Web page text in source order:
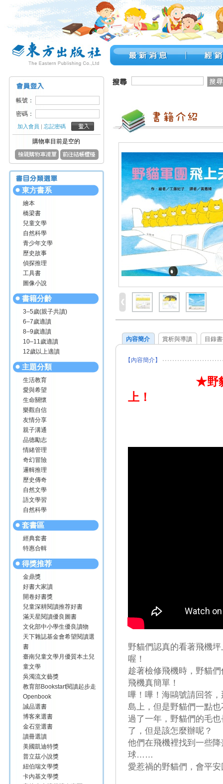
帳號：
密碼：
加入會員 |忘記密碼
購物車目前是空的
東方書系
繪本
橋梁書
兒童文學
自然科學
青少年文學
歷史故事
偵探推理
工具書
圖像小說
書籍分齡
3–5歲(親子共讀)
6–7歲適讀
8–9歲適讀
10–11歲適讀
12歲以上適讀
主題分類
生活教育
愛與希望
生命關懷
樂觀自信
友情分享
親子溝通
品德勵志
情緒管理
奇幻冒險
邏輯推理
歷史傳奇
自然文學
語文學習
自然科學
套書區
經典套書
特惠合輯
得獎推荐
金鼎獎
好書大家讀
開卷好書獎
兒童深耕閱讀推荐好書
滿天星閱讀優良圖書
文化部中小學生優良讀物
天下雜誌基金會希望閱讀選
書
臺南兒童文學月優質本土兒
童文學
吳濁流文藝獎
教育部Bookstart閱讀起步走
Openbook
誠品選書
博客來選書
金石堂選書
讀冊選讀
美國凱迪特獎
普立茲小說獎
紐伯瑞文學獎
卡內基文學獎
內容簡介 賞析與導讀 目錄
【內容簡介】
★野
上！
野貓們認真的看著飛機
喔！
趁著檢修飛機時，野貓
飛機真簡單！
嗶！嗶！海鷗號請回答
島上，但是野貓們一點
過了一年，野貓們的毛
了，但是該怎麼辦呢？
他們在飛機裡找到一些
球……
愛惹禍的野貓們，會平